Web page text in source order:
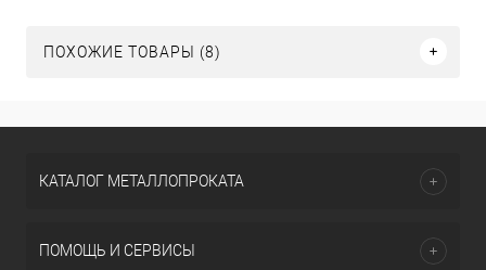
ПОХОЖИЕ ТОВАРЫ (8)
КАТАЛОГ МЕТАЛЛОПРОКАТА
ПОМОЩЬ И СЕРВИСЫ